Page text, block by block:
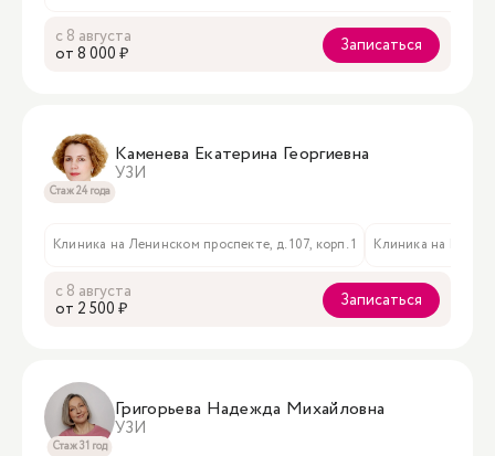
с 8 августа
oт 8 000 ₽
Записаться
Стаж 24 года
Каменева Екатерина Георгиевна
УЗИ
Клиника на Ленинском проспекте, д. 107, корп. 1 Клиника на
с 8 августа
oт 2 500 ₽
Записаться
Стаж 31 год
Григорьева Надежда Михайловна
УЗИ